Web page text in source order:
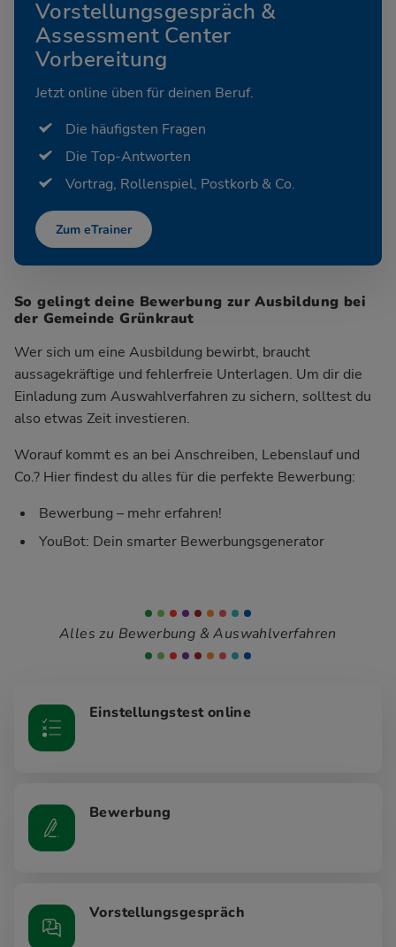
Vorstellungsgespräch &
Assessment Center
Vorbereitung
Jetzt online üben für deinen Beruf.
Die häufigsten Fragen
Die Top-Antworten
Vortrag, Rollenspiel, Postkorb & Co.
Zum eTrainer
So gelingt deine Bewerbung zur Ausbildung bei
der Gemeinde Grünkraut
Wer sich um eine Ausbildung bewirbt, braucht
aussagekräftige und fehlerfreie Unterlagen. Um dir die
Einladung zum Auswahlverfahren zu sichern, solltest du
also etwas Zeit investieren.
Worauf kommt es an bei Anschreiben, Lebenslauf und
Co.? Hier findest du alles für die perfekte Bewerbung:
Bewerbung – mehr erfahren!
YouBot: Dein smarter Bewerbungsgenerator
Alles zu Bewerbung & Auswahlverfahren
Einstellungstest online
Bewerbung
Vorstellungsgespräch